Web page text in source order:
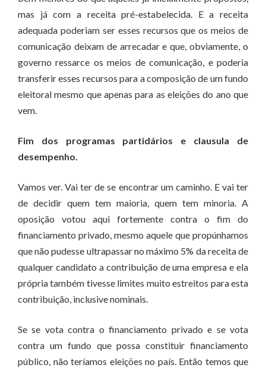
mas já com a receita pré-estabelecida. E a receita
adequada poderiam ser esses recursos que os meios de
comunicação deixam de arrecadar e que, obviamente, o
governo ressarce os meios de comunicação, e poderia
transferir esses recursos para a composição de um fundo
eleitoral mesmo que apenas para as eleições do ano que
vem.
Fim dos programas partidários e clausula de
desempenho.
Vamos ver. Vai ter de se encontrar um caminho. E vai ter
de decidir quem tem maioria, quem tem minoria. A
oposição votou aqui fortemente contra o fim do
financiamento privado, mesmo aquele que propúnhamos
que não pudesse ultrapassar no máximo 5% da receita de
qualquer candidato a contribuição de uma empresa e ela
própria também tivesse limites muito estreitos para esta
contribuição, inclusive nominais.
Se se vota contra o financiamento privado e se vota
contra um fundo que possa constituir financiamento
público, não teríamos eleições no país. Então temos que